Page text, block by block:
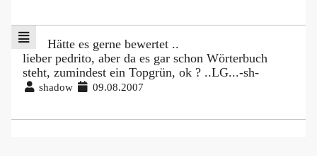
Hätte es gerne bewertet ..
lieber pedrito, aber da es gar schon Wörterbuch
steht, zumindest ein Topgrün, ok ? ..LG...-sh-
shadow 09.08.2007